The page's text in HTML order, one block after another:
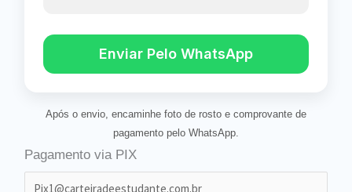
Enviar Pelo WhatsApp
Após o envio, encaminhe foto de rosto e comprovante de
pagamento pelo WhatsApp.
Pagamento via PIX